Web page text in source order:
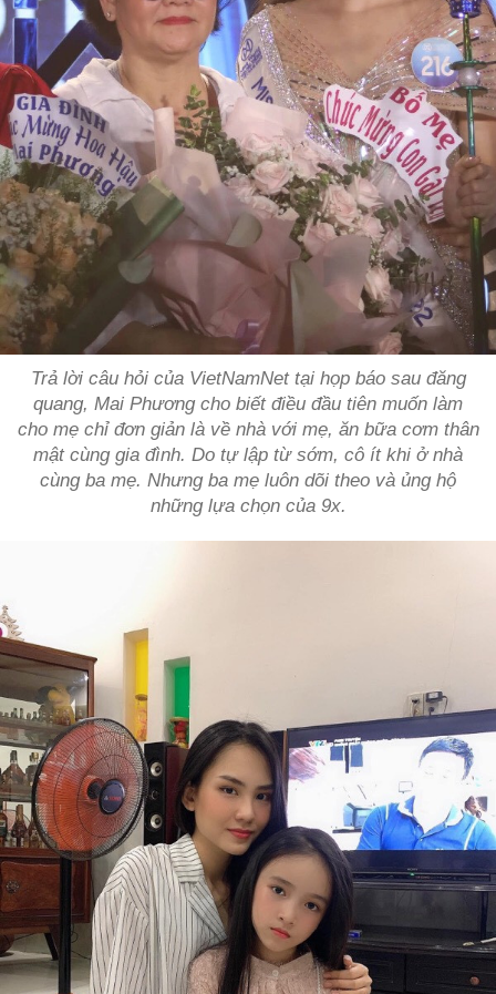
Trả lời câu hỏi của VietNamNet tại họp báo sau đăng
quang, Mai Phương cho biết điều đầu tiên muốn làm
cho mẹ chỉ đơn giản là về nhà với mẹ, ăn bữa cơm thân
mật cùng gia đình. Do tự lập từ sớm, cô ít khi ở nhà
cùng ba mẹ. Nhưng ba mẹ luôn dõi theo và ủng hộ
những lựa chọn của 9x.